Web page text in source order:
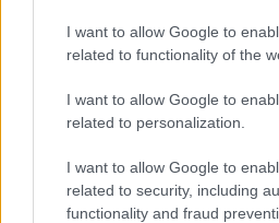
I want to allow Google to
related to functionality of the
I want to allow Google to
related to personalization.
I want to allow Google to
related to security, including
functionality and fraud
Prstan Prstan je znak
Ptice
Ptice v sanjah so
in širitev zavesti.